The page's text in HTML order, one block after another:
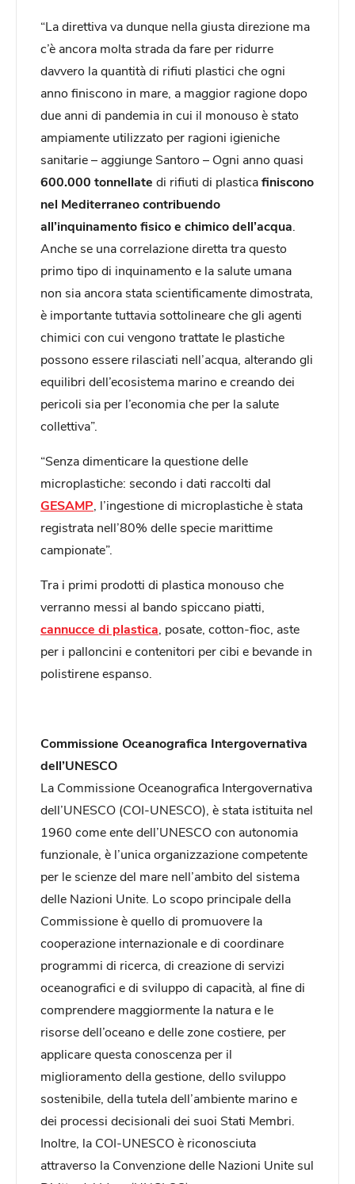
“La direttiva va dunque nella giusta direzione ma
c’è ancora molta strada da fare per ridurre
davvero la quantità di rifiuti plastici che ogni
anno finiscono in mare, a maggior ragione dopo
due anni di pandemia in cui il monouso è stato
ampiamente utilizzato per ragioni igieniche
sanitarie – aggiunge Santoro – Ogni anno quasi
600.000 tonnellate di rifiuti di plasticafiniscono
nel Mediterraneo contribuendo
all’inquinamento fisico e chimico dell’acqua
Anche se una correlazione diretta tra questo
primo tipo di inquinamento e la salute umana
non sia ancora stata scientificamente dimostrata,
è importante tuttavia sottolineare che gli agenti
chimici con cui vengono trattate le plastiche
possono essere rilasciati nell’acqua, alterando gli
equilibri dell’ecosistema marino e creando dei
pericoli sia per l’economia che per la salute
collettiva”.
“Senza dimenticare la questione delle
microplastiche: secondo i dati raccolti dal
GESAMP , l’ingestione di microplastiche è stata
registrata nell’80% delle specie marittime
campionate”.
Tra i primi prodotti di plastica monouso che
verranno messi al bando spiccano piatti,
cannucce di plastica , posate, cotton-fioc, aste
per i palloncini e contenitori per cibi e bevande in
polistirene espanso.
Commissione Oceanografica Intergovernativa
dell’UNESCO
La Commissione Oceanografica Intergovernativa
dell’UNESCO (COI-UNESCO), è stata istituita nel
1960 come ente dell’UNESCO con autonomia
funzionale, è l’unica organizzazione competente
per le scienze del mare nell’ambito del sistema
delle Nazioni Unite. Lo scopo principale della
Commissione è quello di promuovere la
cooperazione internazionale e di coordinare
programmi di ricerca, di creazione di servizi
oceanografici e di sviluppo di capacità, al fine di
comprendere maggiormente la natura e le
risorse dell’oceano e delle zone costiere, per
applicare questa conoscenza per il
miglioramento della gestione, dello sviluppo
sostenibile, della tutela dell’ambiente marino e
dei processi decisionali dei suoi Stati Membri.
Inoltre, la COI-UNESCO è riconosciuta
attraverso la Convenzione delle Nazioni Unite sul